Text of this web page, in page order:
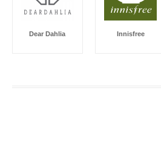
Dear Dahlia Innisfree